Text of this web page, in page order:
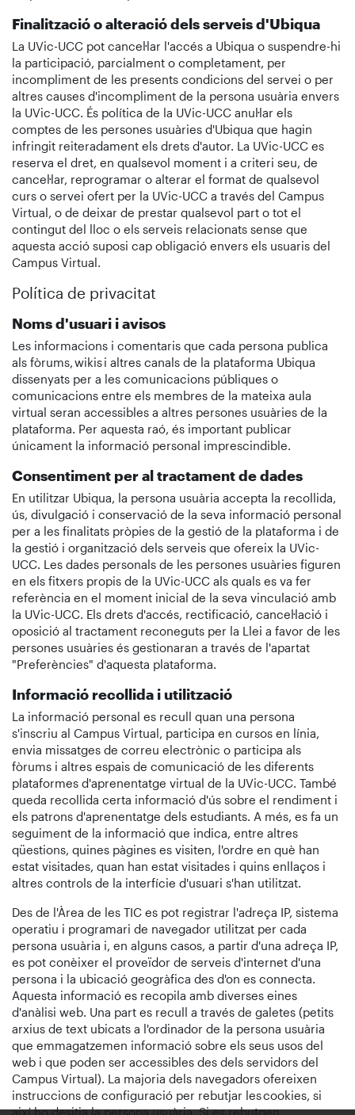
Finalització o alteració dels serveis d'Ubiqua
La UVic-UCC pot cancel·lar l'accés a Ubiqua o suspendre-hi
la participació, parcialment o completament, per
incompliment de les presents condicions del servei o per
altres causes d'incompliment de la persona usuària envers
la UVic-UCC. És política de la UVic-UCC anul·lar els
comptes de les persones usuàries d'Ubiqua que hagin
infringit reiteradament els drets d'autor. La UVic-UCC es
reserva el dret, en qualsevol moment i a criteri seu, de
cancel·lar, reprogramar o alterar el format de qualsevol
curs o servei ofert per la UVic-UCC a través del Campus
Virtual, o de deixar de prestar qualsevol part o tot el
contingut del lloc o els serveis relacionats sense que
aquesta acció suposi cap obligació envers els usuaris del
Campus Virtual.
Política de privacitat
Noms d'usuari i avisos
Les informacions i comentaris que cada persona publica
als fòrums, wikis i altres canals de la plataforma Ubiqua
dissenyats per a les comunicacions públiques o
comunicacions entre els membres de la mateixa aula
virtual seran accessibles a altres persones usuàries de la
plataforma. Per aquesta raó, és important publicar
únicament la informació personal imprescindible.
Consentiment per al tractament de dades
En utilitzar Ubiqua, la persona usuària accepta la recollida,
ús, divulgació i conservació de la seva informació personal
per a les finalitats pròpies de la gestió de la plataforma i de
la gestió i organització dels serveis que ofereix la UVic-
UCC. Les dades personals de les persones usuàries figuren
en els fitxers propis de la UVic-UCC als quals es va fer
referència en el moment inicial de la seva vinculació amb
la UVic-UCC. Els drets d'accés, rectificació, cancel·lació i
oposició al tractament reconeguts per la Llei a favor de les
persones usuàries és gestionaran a través de l'apartat
"Preferències" d'aquesta plataforma.
Informació recollida i utilització
La informació personal es recull quan una persona
s'inscriu al Campus Virtual, participa en cursos en línia,
envia missatges de correu electrònic o participa als
fòrums i altres espais de comunicació de les diferents
plataformes d'aprenentatge virtual de la UVic-UCC. També
queda recollida certa informació d'ús sobre el rendiment i
els patrons d'aprenentatge dels estudiants. A més, es fa un
seguiment de la informació que indica, entre altres
qüestions, quines pàgines es visiten, l'ordre en què han
estat visitades, quan han estat visitades i quins enllaços i
altres controls de la interfície d'usuari s'han utilitzat.
Des de l'Àrea de les TIC es pot registrar l'adreça IP, sistema
operatiu i programari de navegador utilitzat per cada
persona usuària i, en alguns casos, a partir d'una adreça IP,
es pot conèixer el proveïdor de serveis d'internet d'una
persona i la ubicació geogràfica des d'on es connecta.
Aquesta informació es recopila amb diverses eines
d'anàlisi web. Una part es recull a través de galetes (petits
arxius de text ubicats a l'ordinador de la persona usuària
que emmagatzemen informació sobre els seus usos del
web i que poden ser accessibles des dels servidors del
Campus Virtual). La majoria dels navegadors ofereixen
instruccions de configuració per rebutjar les cookies, si